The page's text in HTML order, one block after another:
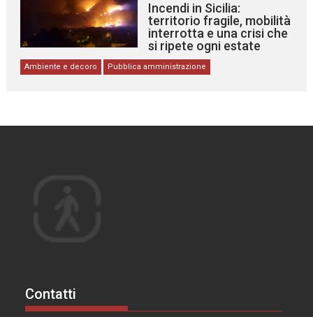
Incendi in Sicilia:
territorio fragile, mobilità
interrotta e una crisi che
si ripete ogni estate
Ambiente e decoro Pubblica amministrazione
Contatti